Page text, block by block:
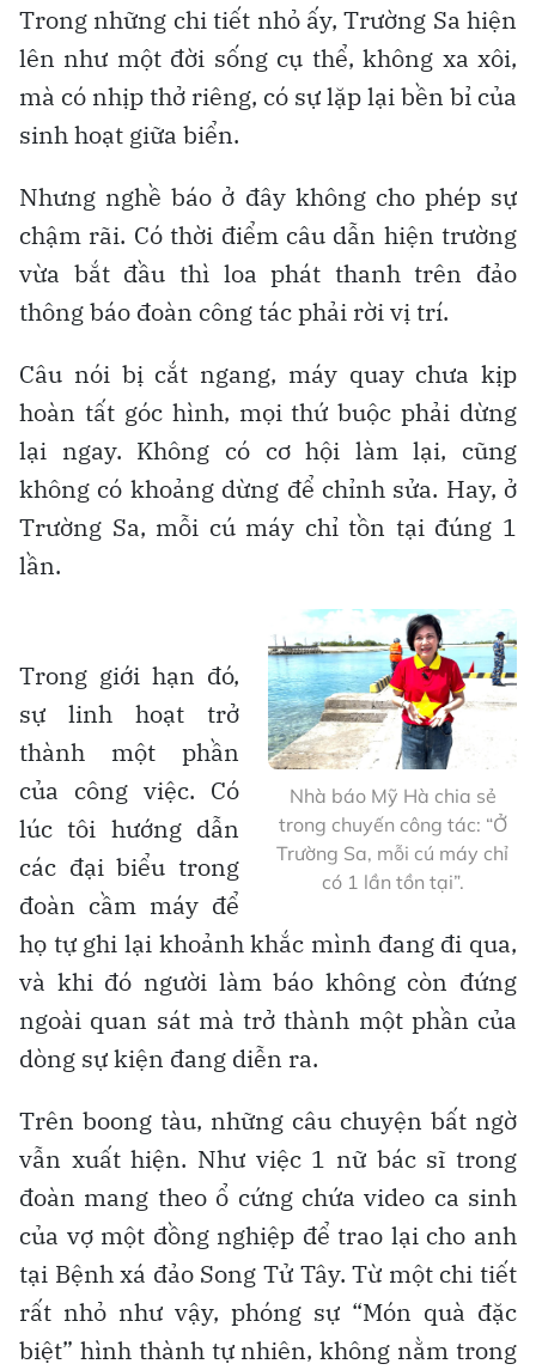
Trong những chi tiết nhỏ ấy, Trường Sa hiện
lên như một đời sống cụ thể, không xa xôi,
mà có nhịp thở riêng, có sự lặp lại bền bỉ của
sinh hoạt giữa biển.
Nhưng nghề báo ở đây không cho phép sự
chậm rãi. Có thời điểm câu dẫn hiện trường
vừa bắt đầu thì loa phát thanh trên đảo
thông báo đoàn công tác phải rời vị trí.
Câu nói bị cắt ngang, máy quay chưa kịp
hoàn tất góc hình, mọi thứ buộc phải dừng
lại ngay. Không có cơ hội làm lại, cũng
không có khoảng dừng để chỉnh sửa. Hay, ở
Trường Sa, mỗi cú máy chỉ tồn tại đúng 1
lần.
Nhà báo Mỹ Hà chia sẻ
trong chuyến công tác: “Ở
Trường Sa, mỗi cú máy chỉ
có 1 lần tồn tại”.
Trong giới hạn đó,
sự linh hoạt trở
thành một phần
của công việc. Có
lúc tôi hướng dẫn
các đại biểu trong
đoàn cầm máy để
họ tự ghi lại khoảnh khắc mình đang đi qua,
và khi đó người làm báo không còn đứng
ngoài quan sát mà trở thành một phần của
dòng sự kiện đang diễn ra.
Trên boong tàu, những câu chuyện bất ngờ
vẫn xuất hiện. Như việc 1 nữ bác sĩ trong
đoàn mang theo ổ cứng chứa video ca sinh
của vợ một đồng nghiệp để trao lại cho anh
tại Bệnh xá đảo Song Tử Tây. Từ một chi tiết
rất nhỏ như vậy, phóng sự “Món quà đặc
biệt” hình thành tự nhiên, không nằm trong